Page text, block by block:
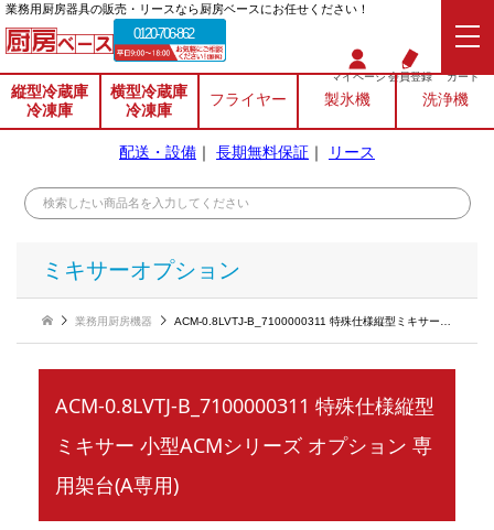
業務⽤厨房器具の販売・リースなら厨房ベースにお任せください！
0120-706-862
マイページ会員登録 カート
縦型冷蔵庫
冷凍庫
横型冷蔵庫
冷凍庫
フライヤー 製氷機 洗浄機
配送・設備 ｜ 長期無料保証 ｜ リース
ミキサーオプション
業務用厨房機器 ACM-0.8LVTJ-B_7100000311 特殊仕様縦型ミキサー 小型ACMシリーズ オプション 専用架台(A専用)
ACM-0.8LVTJ-B_7100000311 特殊仕様縦型
ミキサー 小型ACMシリーズ オプション 専
用架台(A専用)